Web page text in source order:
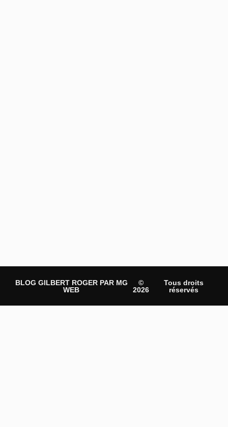
BLOG GILBERT ROGER PAR MG
WEB
©
2026
Tous droits
réservés